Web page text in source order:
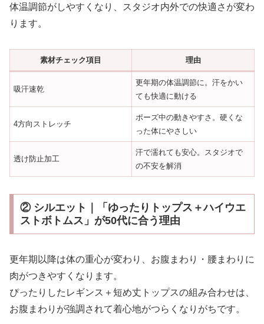
体温調節がしやすくなり、スタジオ内外での快適さが変わ
ります。
素材チェック項目 理由
吸汗速乾
更年期の体温調節に。汗をかい
ても快適に動ける
4方向ストレッチ
ポーズ中の動きやすさ。硬くな
った体にやさしい
透け防止加工
汗で濡れても安心。スタジオで
の不安を解消
② シルエット｜「ゆったりトップス＋ハイウエ
ストボトムス」が50代に合う理由
更年期以降は体の重心が変わり、お腹まわり・腰まわりに
肉がつきやすくなります。
ぴったりしたレギンス＋短め丈トップスの組み合わせは、
お腹まわりが強調されて着心地がつらくなりがちです。